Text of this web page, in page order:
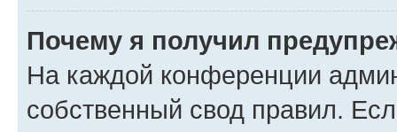
Почему я получил
На каждой конференции
собственный свод правил.